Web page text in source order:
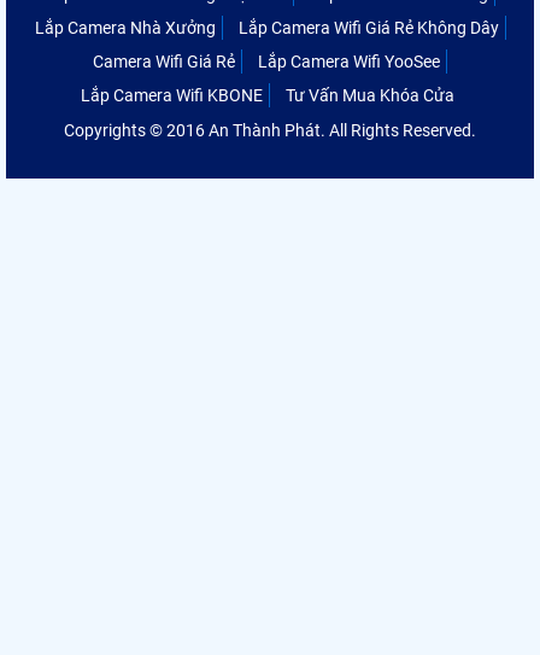
Lắp Camera Nhà Xưởng
Lắp Camera Wifi Giá Rẻ Không Dây
Camera Wifi Giá Rẻ
Lắp Camera Wifi YooSee
Lắp Camera Wifi KBONE
Tư Vấn Mua Khóa Cửa
Copyrights © 2016 An Thành Phát. All Rights Reserved.